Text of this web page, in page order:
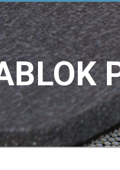
isolanti in laterizio con
di grafite per
e correzione
dei pilastri.
Laterizio Tradizionale
per murature portanti,
sismica, e di